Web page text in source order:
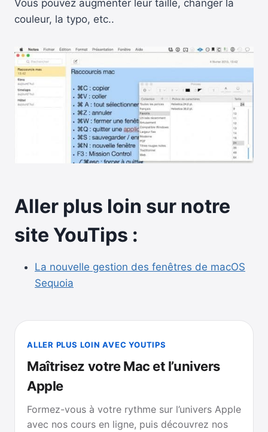
Vous pouvez augmenter leur taille, changer la
couleur, la typo, etc..
Aller plus loin sur notre
site YouTips :
La nouvelle gestion des fenêtres de macOS
Sequoia
ALLER PLUS LOIN AVEC YOUTIPS
Maîtrisez votre Mac et l’univers
Apple
Formez-vous à votre rythme sur l’univers Apple
avec nos cours en ligne, puis découvrez nos